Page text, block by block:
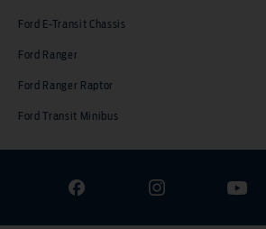
Ford E-Transit Chassis
Ford Ranger
Ford Ranger Raptor
Ford Transit Minibus